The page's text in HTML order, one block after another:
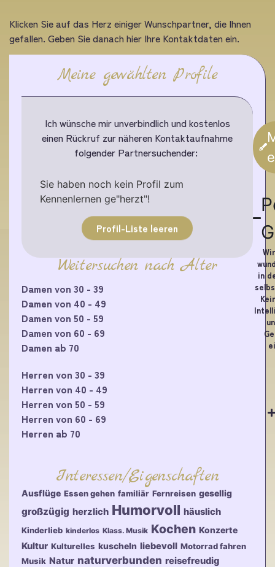
Klicken Sie auf das Herz einiger Wunschpartner, die Ihnen
gefallen. Geben Sie danach hier Ihre Kontaktdaten ein.
Meine gewählten Profile
Ich wünsche mir unverbindlich und kostenlos
einen Rückruf zur näheren Kontaktaufnahme
folgender Partnersuchender:
Sie haben noch kein Profil zum
Kennenlernen ge"herzt"!
Profil-Liste leeren
Weitersuchen nach Alter
Damen von 30 - 39
Damen von 40 - 49
Damen von 50 - 59
Damen von 60 - 69
Damen ab 70
Herren von 30 - 39
Herren von 40 - 49
Herren von 50 - 59
Herren von 60 - 69
Herren ab 70
Interessen/Eigenschaften
Ausflüge Essen gehen familiär Fernreisen gesellig
großzügig herzlich Humorvoll häuslich
Kinderlieb kinderlos Klass. Musik Kochen Konzerte
Kultur Kulturelles kuscheln liebevoll Motorrad fahren
Musik Natur naturverbunden reisefreudig
in